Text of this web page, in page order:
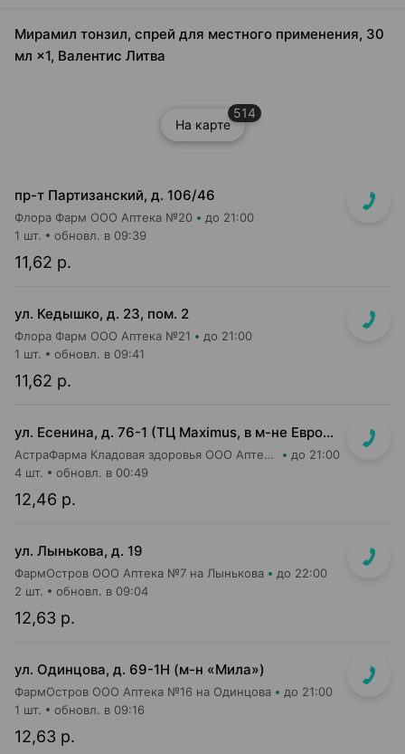
Мирамил тонзил, спрей для местного применения, 30
мл ×1, Валентис Литва
На карте
514
пр-т Партизанский, д. 106/46
Флора Фарм ООО Аптека №20 до 21:00
11,62 р.
1 шт. обновл. в 09:39
ул. Кедышко, д. 23, пом. 2
Флора Фарм ООО Аптека №21 до 21:00
11,62 р.
1 шт. обновл. в 09:41
ул. Есенина, д. 76-1 (ТЦ Maximus, в м-не Евроопт Super)
АстраФарма Кладовая здоровья ООО Аптека №9 до 21:00
12,46 р.
4 шт. обновл. в 00:49
ул. Лынькова, д. 19
ФармОстров ООО Аптека №7 на Лынькова до 22:00
12,63 р.
2 шт. обновл. в 09:04
ул. Одинцова, д. 69-1Н (м-н «Мила»)
ФармОстров ООО Аптека №16 на Одинцова до 21:00
12,63 р.
1 шт. обновл. в 09:16